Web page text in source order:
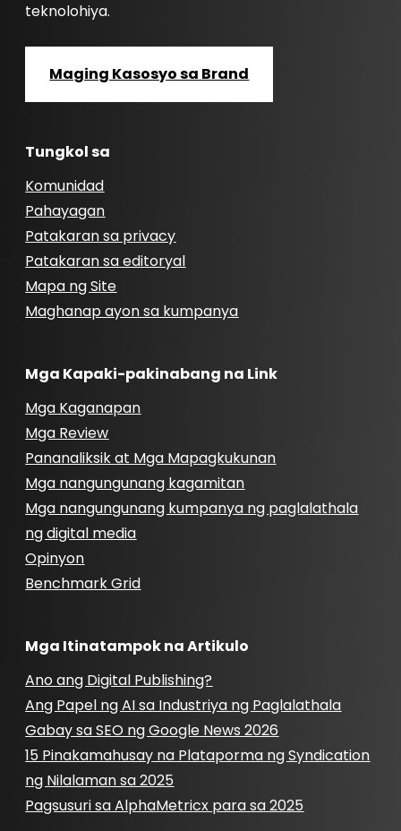
teknolohiya.
Maging Kasosyo sa Brand
Tungkol sa
Komunidad
Pahayagan
Patakaran sa privacy
Patakaran sa editoryal
Mapa ng Site
Maghanap ayon sa kumpanya
Mga Kapaki-pakinabang na Link
Mga Kaganapan
Mga Review
Pananaliksik at Mga Mapagkukunan
Mga nangungunang kagamitan
Mga nangungunang kumpanya ng paglalathala
ng digital media
Opinyon
Benchmark Grid
Mga Itinatampok na Artikulo
Ano ang Digital Publishing?
Ang Papel ng AI sa Industriya ng Paglalathala
Gabay sa SEO ng Google News 2026
15 Pinakamahusay na Plataporma ng Syndication
ng Nilalaman sa 2025
Pagsusuri sa AlphaMetricx para sa 2025